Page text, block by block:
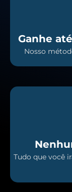
Ganhe
Nosso
Tudo que você